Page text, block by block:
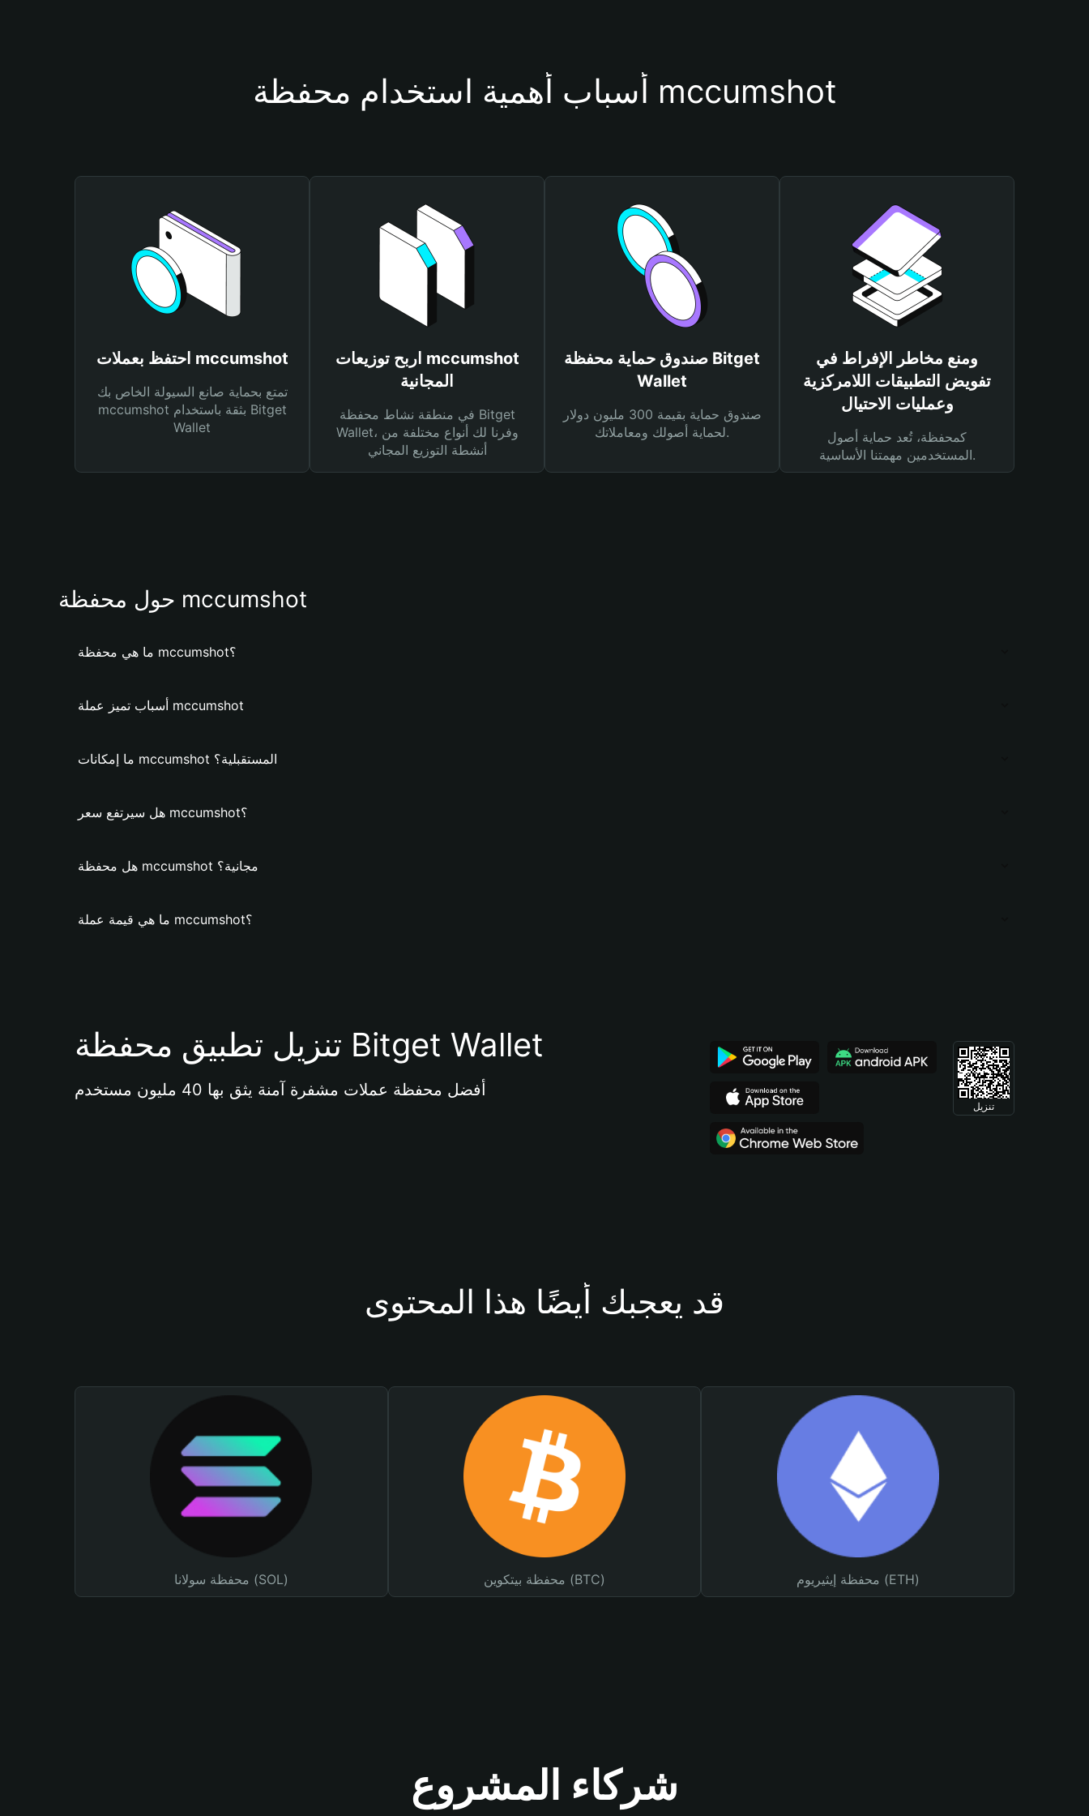
أسباب أهمية استخدام محفظة mccumshot
احتفظ بعملات mccumshot
تمتع بحماية صانع السيولة الخاص بك
mccumshot بثقة باستخدام Bitget
Wallet
اربح توزيعات mccumshot
المجانية
في منطقة نشاط محفظة Bitget
Wallet، وفرنا لك أنواع مختلفة من
أنشطة التوزيع المجاني
صندوق حماية محفظة Bitget
Wallet
صندوق حماية بقيمة 300 مليون دولار
لحماية أصولك ومعاملاتك.
ومنع مخاطر الإفراط في
تفويض التطبيقات اللامركزية
وعمليات الاحتيال
كمحفظة، تُعد حماية أصول
المستخدمين مهمتنا الأساسية.
حول محفظة mccumshot
ما هي محفظة mccumshot؟
أسباب تميز عملة mccumshot
ما إمكانات mccumshot المستقبلية؟
هل سيرتفع سعر mccumshot؟
هل محفظة mccumshot مجانية؟
ما هي قيمة عملة mccumshot؟
تنزيل تطبيق محفظة Bitget Wallet
أفضل محفظة عملات مشفرة آمنة يثق بها 40 مليون مستخدم
تنزيل
قد يعجبك أيضًا هذا المحتوى
محفظة سولانا (SOL) محفظة بيتكوين (BTC) محفظة إيثيريوم (ETH)
شركاء المشروع